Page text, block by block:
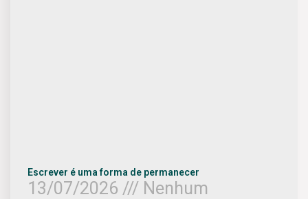
Escrever é uma forma de permanecer
13/07/2026
Nenhum